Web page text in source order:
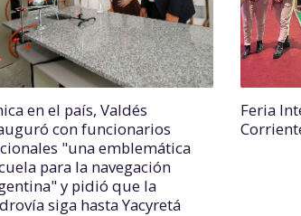
en el país, Valdés
con funcionarios
"una emblemática
para la navegación
y pidió que la
siga hasta Yacyretá
Feria